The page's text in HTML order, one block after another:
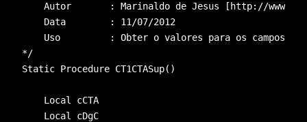
Autor       : Marinaldo de Jesus [http://
    Data        : 11/07/2012
Uso         : Obter o valores para os campos
*/
Static Procedure CT1CTASup()
    Local cCTA
    Local cDgC